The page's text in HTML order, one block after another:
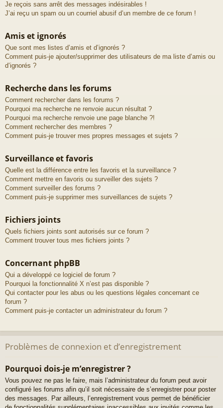
Je reçois sans arrêt des messages indésirables !
J’ai reçu un spam ou un courriel abusif d’un membre de ce forum !
Amis et ignorés
Que sont mes listes d’amis et d’ignorés ?
Comment puis-je ajouter/supprimer des utilisateurs de ma liste d’amis ou
d’ignorés ?
Recherche dans les forums
Comment rechercher dans les forums ?
Pourquoi ma recherche ne renvoie aucun résultat ?
Pourquoi ma recherche renvoie une page blanche ?!
Comment rechercher des membres ?
Comment puis-je trouver mes propres messages et sujets ?
Surveillance et favoris
Quelle est la différence entre les favoris et la surveillance ?
Comment mettre en favoris ou surveiller des sujets ?
Comment surveiller des forums ?
Comment puis-je supprimer mes surveillances de sujets ?
Fichiers joints
Quels fichiers joints sont autorisés sur ce forum ?
Comment trouver tous mes fichiers joints ?
Concernant phpBB
Qui a développé ce logiciel de forum ?
Pourquoi la fonctionnalité X n’est pas disponible ?
Qui contacter pour les abus ou les questions légales concernant ce
forum ?
Comment puis-je contacter un administrateur du forum ?
Problèmes de connexion et d’enregistrement
Pourquoi dois-je m’enregistrer ?
Vous pouvez ne pas le faire, mais l’administrateur du forum peut avoir
configuré les forums afin qu’il soit nécessaire de s’enregistrer pour poster
des messages. Par ailleurs, l’enregistrement vous permet de bénéficier